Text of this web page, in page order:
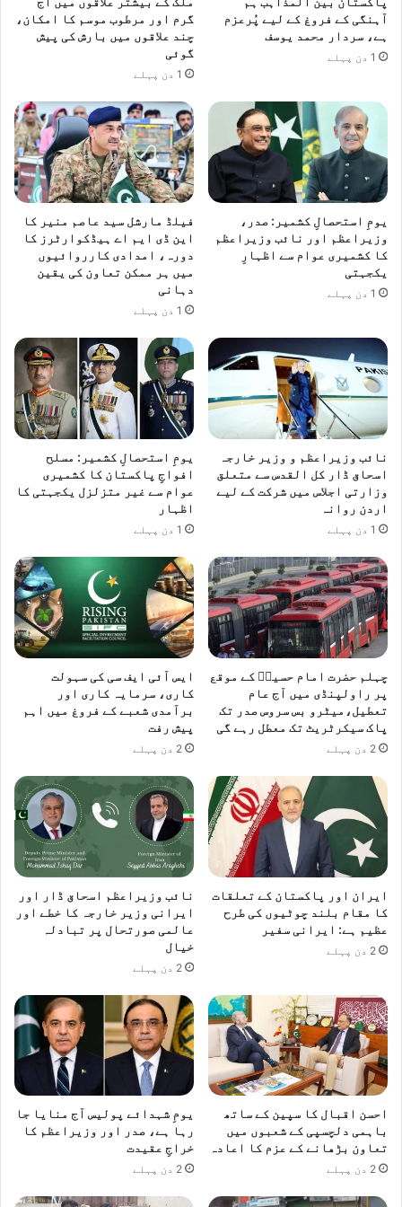
آ
ئ
ی
ف
ی
ک
ے
ر
د
ر
ت
ع
ر
ی
ک
ے
ب
ع
ا
س
ر
و
ن
ہ
و
ا
آہنگی کے فروغ کے لیے پُرعزم
ہے، سردار محمد یوسف
1 دن پہلے
گرم اور مرطوب موسم کا امکان،
چند علاقوں میں بارش کی پیش
گوئی
1 دن پہلے
یومِ استحصالِ کشمیر: صدر،
وزیراعظم اور نائب وزیراعظم
کا کشمیری عوام سے اظہارِ
یکجہتی
1 دن پہلے
فیلڈ مارشل سید عاصم منیر کا
این ڈی ایم اے ہیڈکوارٹرز کا
دورہ، امدادی کارروائیوں
میں ہر ممکن تعاون کی یقین
دہانی
1 دن پہلے
نائب وزیراعظم و وزیر خارجہ
اسحاق ڈار کل القدس سے متعلق
وزارتی اجلاس میں شرکت کے لیے
اردن روانہ
1 دن پہلے
یومِ استحصالِ کشمیر: مسلح
افواجِ پاکستان کا کشمیری
عوام سے غیر متزلزل یکجہتی کا
اظہار
1 دن پہلے
چہلم حضرت امام حسینؓ کے موقع
پر راولپنڈی میں آج عام
تعطیل،میٹرو بس سروس صدر تک
پاک سیکرٹریٹ تک معطل رہے گی
2 دن پہلے
ایس آئی ایف سی کی سہولت
کاری، سرمایہ کاری اور
برآمدی شعبے کے فروغ میں اہم
پیش رفت
2 دن پہلے
ایران اور پاکستان کے تعلقات
کا مقام بلند چوٹیوں کی طرح
عظیم ہے: ایرانی سفیر
2 دن پہلے
نائب وزیراعظم اسحاق ڈار اور
ایرانی وزیر خارجہ کا خطے اور
عالمی صورتحال پر تبادلہ
خیال
2 دن پہلے
احسن اقبال کا سپین کے ساتھ
باہمی دلچسپی کے شعبوں میں
تعاون بڑھانے کے عزم کا اعادہ
2 دن پہلے
یومِ شہدائے پولیس آج منایا جا
رہا ہے، صدر اور وزیراعظم کا
خراجِ عقیدت
2 دن پہلے